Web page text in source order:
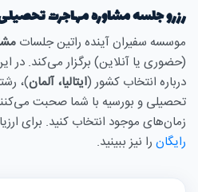
رزرو جلسه مشاوره مهاجرت
موسسه سفیران آینده راتین جلسات
(حضوری یا آنلاین) برگزار می‌کند. در
درباره انتخاب کشور (ایتالیا، آلمان)،
تحصیلی و بورسیه با شما صحبت
زمان‌های موجود انتخاب کنید. برای
رایگان را نیز ببینید.